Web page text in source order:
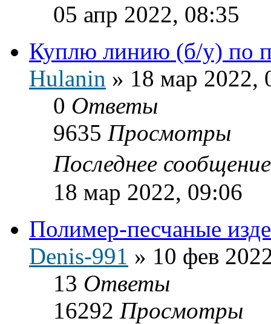
05 апр 2022, 08:35
Куплю линию (б/у) по
Hulanin » 18 мар 2022,
0 Ответы
9635 Просмотры
Последнее
18 мар 2022, 09:06
Полимер-песчаные
Denis-991 » 10 фев
13 Ответы
16292 Просмотры